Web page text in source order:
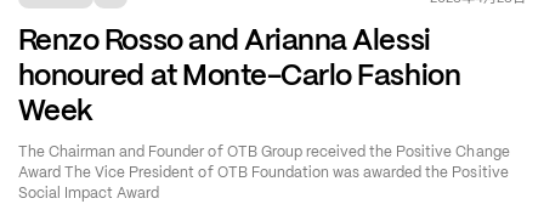
Renzo Rosso and Arianna Alessi
honoured at Monte-Carlo Fashion
Week
The Chairman and Founder of OTB Group received the Positive Change
Award The Vice President of OTB Foundation was awarded the Positive
Social Impact Award